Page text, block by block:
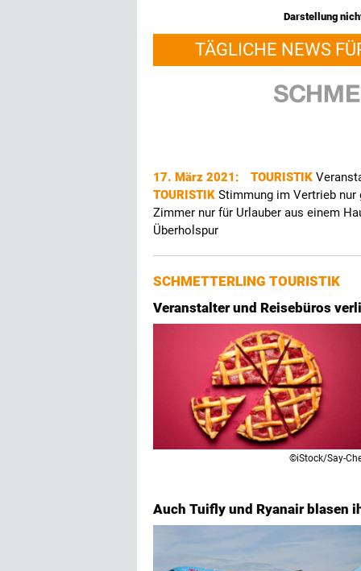
Darstellung
TÄGLICHE NEWS
17. März 2021: TOURISTIK
TOURISTIK Stimmung im Vertrieb
Zimmer nur für Urlauber aus einem
Überholspur
SCHMETTERLING TOURISTIK
Veranstalter und Reisebüros
©iStock/Say-
Auch Tuifly und Ryanair blasen